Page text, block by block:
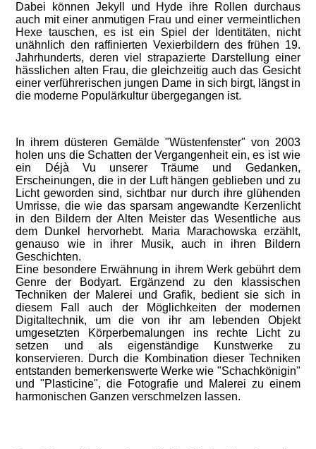
Dabei können Jekyll und Hyde ihre Rollen durchaus
auch mit einer anmutigen Frau und einer vermeintlichen
Hexe tauschen, es ist ein Spiel der Identitäten, nicht
unähnlich den raffinierten Vexierbildern des frühen 19.
Jahrhunderts, deren viel strapazierte Darstellung einer
hässlichen alten Frau, die gleichzeitig auch das Gesicht
einer verführerischen jungen Dame in sich birgt, längst in
die moderne Populärkultur übergegangen ist.
In ihrem düsteren Gemälde "Wüstenfenster" von 2003
holen uns die Schatten der Vergangenheit ein, es ist wie
ein Déjà Vu unserer Träume und Gedanken,
Erscheinungen, die in der Luft hängen geblieben und zu
Licht geworden sind, sichtbar nur durch ihre glühenden
Umrisse, die wie das sparsam angewandte Kerzenlicht
in den Bildern der Alten Meister das Wesentliche aus
dem Dunkel hervorhebt. Maria Marachowska erzählt,
genauso wie in ihrer Musik, auch in ihren Bildern
Geschichten.
Eine besondere Erwähnung in ihrem Werk gebührt dem
Genre der Bodyart. Ergänzend zu den klassischen
Techniken der Malerei und Grafik, bedient sie sich in
diesem Fall auch der Möglichkeiten der modernen
Digitaltechnik, um die von ihr am lebenden Objekt
umgesetzten Körperbemalungen ins rechte Licht zu
setzen und als eigenständige Kunstwerke zu
konservieren. Durch die Kombination dieser Techniken
entstanden bemerkenswerte Werke wie "Schachkönigin"
und "Plasticine", die Fotografie und Malerei zu einem
harmonischen Ganzen verschmelzen lassen.